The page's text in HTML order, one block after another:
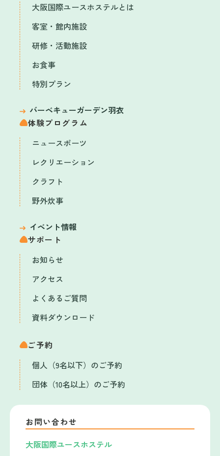
大阪国際ユースホステルとは
客室・館内施設
研修・活動施設
お食事
特別プラン
バーベキューガーデン羽衣
体験プログラム
ニュースポーツ
レクリエーション
クラフト
野外炊事
イベント情報
サポート
お知らせ
アクセス
よくあるご質問
資料ダウンロード
ご予約
個人（9名以下）のご予約
団体（10名以上）のご予約
お問い合わせ
大阪国際ユースホステル